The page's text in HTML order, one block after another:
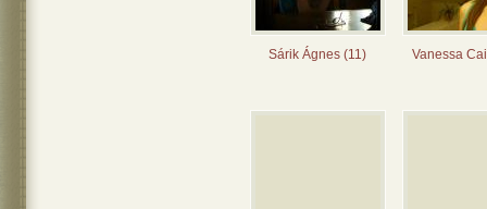
Sárik Ágnes (11) Vanessa